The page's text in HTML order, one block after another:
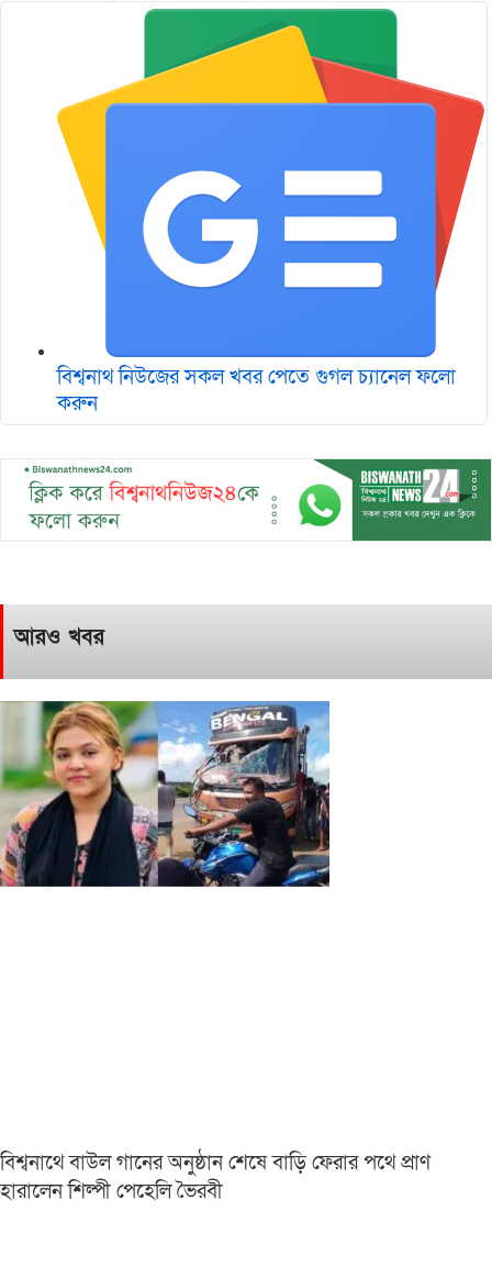
বিশ্বনাথ নিউজের সকল খবর পেতে গুগল চ‌্যানেল ফলো
করুন
আরও খবর
বিশ্বনাথে বাউল গানের অনুষ্ঠান শেষে বাড়ি ফেরার পথে প্রাণ
হারালেন শিল্পী পেহেলি ভৈরবী